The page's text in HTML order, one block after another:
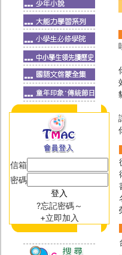
信箱
密碼
?忘記密碼～
+立即加入